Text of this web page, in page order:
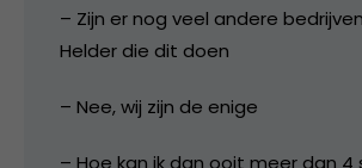
– Zijn er nog veel andere
Helder die dit doen
– Nee, wij zijn de enige
– Hoe kan ik dan ooit meer dan